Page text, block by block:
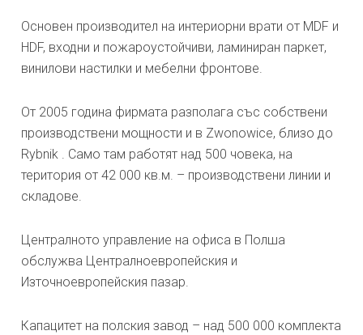
Основен производител на интериорни врати от MDF и
HDF, входни и пожароустойчиви, ламиниран паркет,
винилови настилки и мебелни фронтове.
От 2005 година фирмата разполага със собствени
производствени мощности и в Zwonowice, близо до
Rybnik . Само там работят над 500 човека, на
територия от 42 000 кв.м. – производствени линии и
складове.
Централното управление на офиса в Полша
обслужва Централноевропейския и
Източноевропейския пазар.
Капацитет на полския завод – над 500 000 комплекта